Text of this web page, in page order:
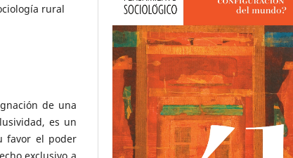
rural
de una
es un
favor el poder